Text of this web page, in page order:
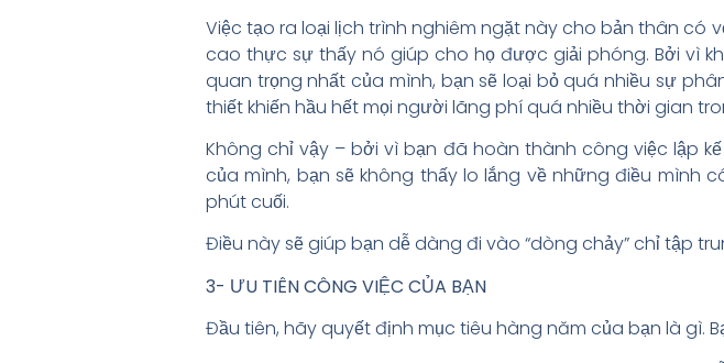
Việc tạo ra loại lịch trình nghiêm ngặt này cho bản thân
cao thực sự thấy nó giúp cho họ được giải phóng. Bởi vì
quan trọng nhất của mình, bạn sẽ loại bỏ quá nhiều sự
thiết khiến hầu hết mọi người lãng phí quá nhiều thời gian
Không chỉ vậy – bởi vì bạn đã hoàn thành công việc lập
của mình, bạn sẽ không thấy lo lắng về những điều
phút cuối.
Điều này sẽ giúp bạn dễ dàng đi vào “dòng chảy” chỉ tập
3- ƯU TIÊN CÔNG VIỆC CỦA BẠN
Đầu tiên, hãy quyết định mục tiêu hàng năm của bạn là gì.